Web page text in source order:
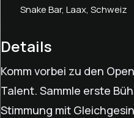
Snake Bar, Laax, Schweiz
Details
Komm vorbei zu den
Talent. Sammle erste
Stimmung mit